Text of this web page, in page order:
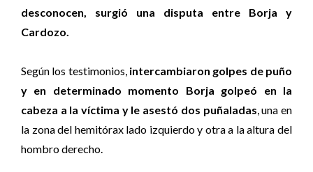
desconocen, surgió una disputa entre Borja y
Cardozo.
Según los testimonios, intercambiaron golpes de puño
y en determinado momento Borja golpeó en la
cabeza a la víctima y le asestó dos puñaladas, una en
la zona del hemitórax lado izquierdo y otra a la altura del
hombro derecho.